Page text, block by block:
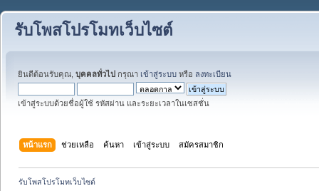
รับโพสโปรโมทเว็บไซต์
ยินดีต้อนรับคุณ, บุคคลทั่วไป กรุณา เข้าสู่ระบบ หรือ ลงทะเบียน
เข้าสู่ระบบด้วยชื่อผู้ใช้ รหัสผ่าน และระยะเวลาในเซสชั่น
หน้าแรก ช่วยเหลือ ค้นหา เข้าสู่ระบบ สมัครสมาชิก
รับโพสโปรโมทเว็บไซต์